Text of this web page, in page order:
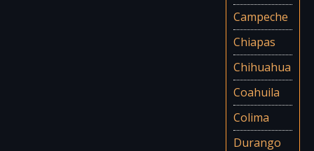
Campeche
Chiapas
Chihuahua
Coahuila
Colima
Durango